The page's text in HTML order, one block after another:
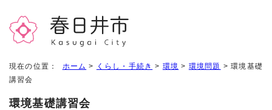
現在の位置： ホーム > くらし・手続き > 環境 > 環境問題 > 環境基礎
講習会
環境基礎講習会